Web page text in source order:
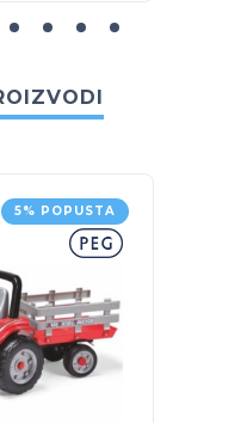
5% POPUSTA